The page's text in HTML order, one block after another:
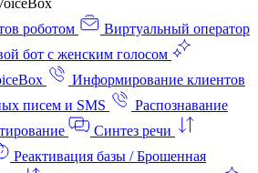
роботом
Виртуальный оператор
бот с женским голосом
Информирование клиентов
писем и SMS
Распознавание
Синтез речи
Реактивация базы / Брошенная